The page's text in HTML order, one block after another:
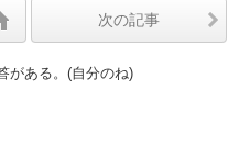
次の記事
がある。(自分のね)